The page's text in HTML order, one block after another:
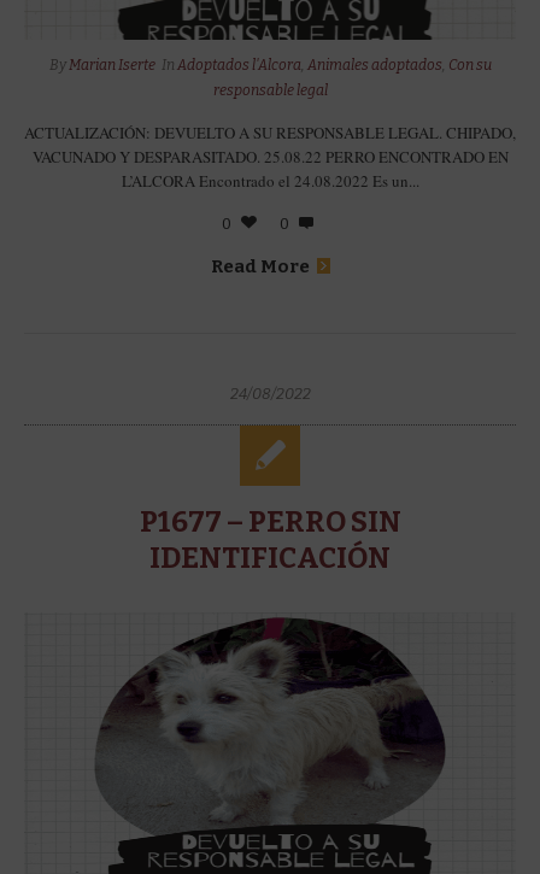
By Marian Iserte In Adoptados l'Alcora Animales adoptados Con su
responsable legal
ACTUALIZACIÓN: DEVUELTO A SU RESPONSABLE LEGAL. CHIPADO,
VACUNADO Y DESPARASITADO. 25.08.22 PERRO ENCONTRADO EN
L’ALCORA Encontrado el 24.08.2022 Es un...
0 0
Read More
24/08/2022
P1677 – PERRO SIN
IDENTIFICACIÓN